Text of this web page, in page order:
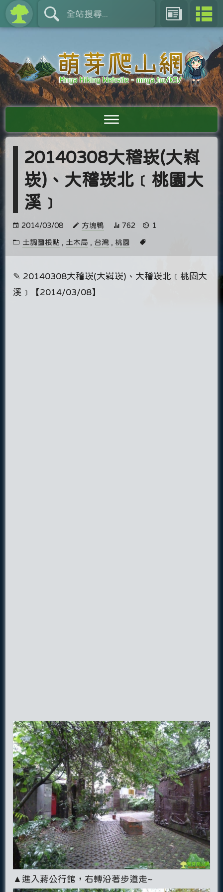
20140308大稽崁(大嵙
崁)、大稽崁北﹝桃園大
溪﹞
2014/03/08 方塊鴨 762 1
土調圖根點 , 土木局 , 台灣 , 桃園
✎ 20140308大稽崁(大嵙崁)、大稽崁北﹝桃園大
溪﹞【2014/03/08】
▲進入蔣公行館，右轉沿著步道走~